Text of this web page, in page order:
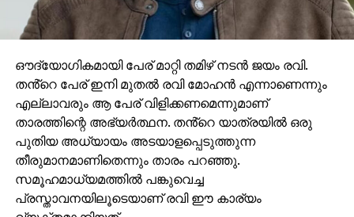
ഔദ്യോഗികമായി പേര് മാറ്റി തമിഴ് നടൻ ജയം രവി.
തൻ്റെ പേര് ഇനി മുതൽ രവി മോഹൻ എന്നാണെന്നും
എല്ലാവരും ആ പേര് വിളിക്കണമെന്നുമാണ്
താരത്തിന്റെ അഭ്യർത്ഥന. തൻ്റെ യാത്രയിൽ ഒരു
പുതിയ അധ്യായം അടയാളപ്പെടുത്തുന്ന
തീരുമാനമാണിതെന്നും താരം പറഞ്ഞു.
സമൂഹമാധ്യമത്തിൽ പങ്കുവെച്ച
പ്രസ്താവനയിലൂടെയാണ് രവി ഈ കാര്യം